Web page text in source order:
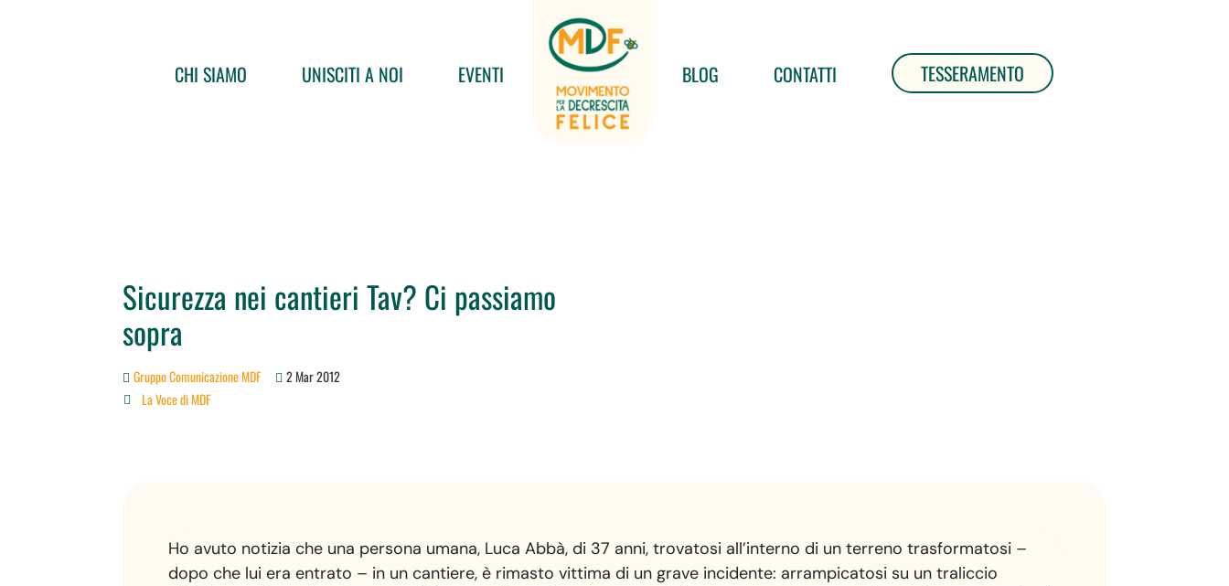
CHI SIAMO UNISCITI A NOI EVENTI BLOG CONTATTI TESSERAMENTO
Sicurezza nei cantieri Tav? Ci passiamo
sopra
Gruppo Comunicazione MDF 2 Mar 2012
 La Voce di MDF
Ho avuto notizia che una persona umana, Luca Abbà, di 37 anni, trovatosi all’interno di un terreno trasformatosi –
dopo che lui era entrato – in un cantiere, è rimasto vittima di un grave incidente: arrampicatosi su un traliccio